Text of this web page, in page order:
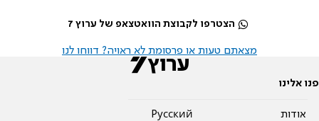
הצטרפו לקבוצת הוואטצאפ של ערוץ 7
מצאתם טעות או פרסומת לא ראויה? דווחו לנו
פנו אלינו
אודות
Pусский